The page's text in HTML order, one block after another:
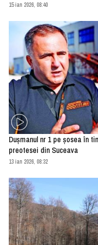
15 ian 2026, 08:40
Duşmanul nr 1 pe şosea în
preotesei din Suceava
13 ian 2026, 08:32